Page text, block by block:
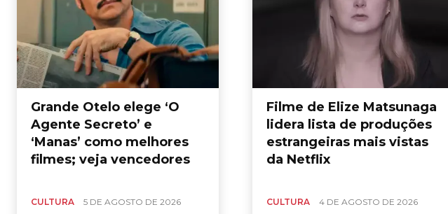
Grande Otelo elege ‘O
Agente Secreto’ e
‘Manas’ como melhores
filmes; veja vencedores
CULTURA 5 DE AGOSTO DE 2026
Filme de Elize Matsunaga
lidera lista de produções
estrangeiras mais vistas
da Netflix
CULTURA 4 DE AGOSTO DE 2026